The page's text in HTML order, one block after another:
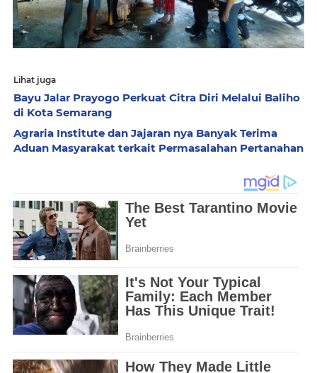
Lihat juga
Bayu Jalar Prayogo Perkuat Citra Diri Melalui Baliho
di Kota Semarang
Agraria Institute dan Jajaran nya Banyak Terima
Aduan Masyarakat terkait Permasalahan Pertanahan